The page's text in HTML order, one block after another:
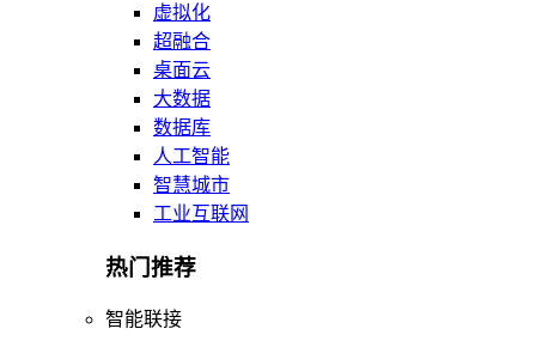
虚拟化
超融合
桌面云
大数据
数据库
人工智能
智慧城市
工业互联网
热门推荐
智能联接